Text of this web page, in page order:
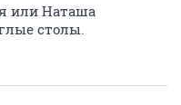
или Наташа
столы.